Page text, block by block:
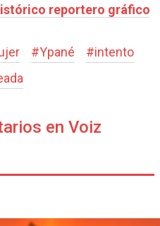
reportero gráfico
#Ypané #intento
en Voiz